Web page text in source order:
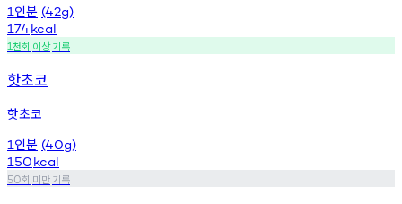
1 인분 (42g)
174kcal
1천회 이상기록
핫초코
핫초코
1 인분 (40g)
150kcal
50회 미만기록